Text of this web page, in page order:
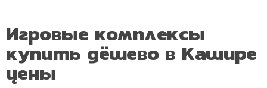
Игровые комплексы
купить дёшево в Кашире
цены